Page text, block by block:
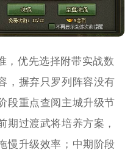
，优先选择附带实战数
，摒弃只罗列阵容没有
段重点查阅主城升级节
期过渡武将培养方案，
慢升级效率；中期阶段